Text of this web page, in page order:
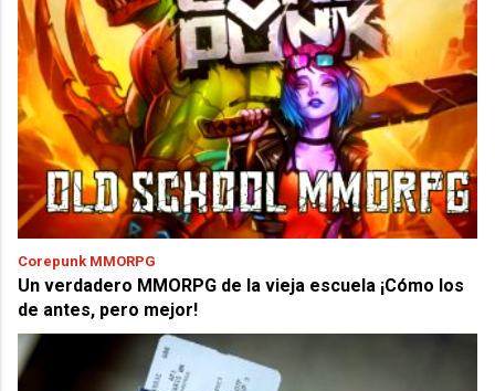
Corepunk MMORPG
Un verdadero MMORPG de la vieja escuela ¡Cómo los
de antes, pero mejor!